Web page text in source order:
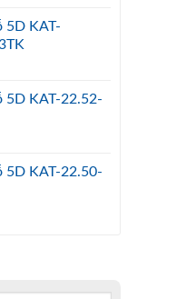
5D KAT-
5D KAT-22.52-
5D KAT-22.50-